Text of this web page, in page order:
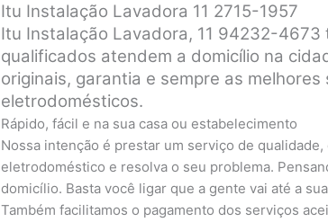
Itu Instalação Lavadora 11 2715-1957
Itu Instalação Lavadora, 11 94232-4673
qualificados atendem a domicílio na
originais, garantia e sempre as melhores
eletrodomésticos.
Rápido, fácil e na sua casa ou estabelecimento
Nossa intenção é prestar um serviço de
eletrodoméstico e resolva o seu problema.
domicílio. Basta você ligar que a gente vai até a
Também facilitamos o pagamento dos serviços